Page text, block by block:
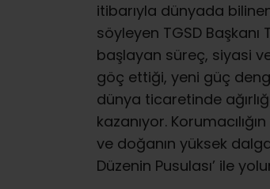
itibarıyla dünyada
söyleyen TGSD
başlayan süreç, siyasi ve
göç ettiği, yeni güç
dünya ticaretinde
kazanıyor.
ve doğanın yüksek
Düzenin Pusulası’ ile